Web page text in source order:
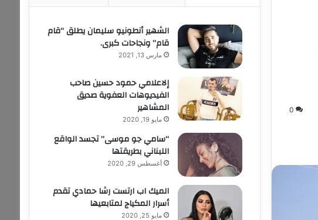
0
الشهير أنطونيو سليمان يطلق “قام
قام” ونجاحات كبرى.
مارس 13, 2021
إلاعلامي حمود حسين صاحب
الفيديوهات العفوية صديق
المشاهير
مايو 19, 2020
“سامي جو موسى” تجسد الواقع
اللبناني بطريقتها
أغسطس 29, 2020
الميك اب ارتست رشا حمادي تقدم
أسرار المكياج لمتابعيها
مايو 25, 2020